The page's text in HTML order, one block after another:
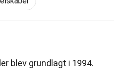
blev grundlagt i 1994.